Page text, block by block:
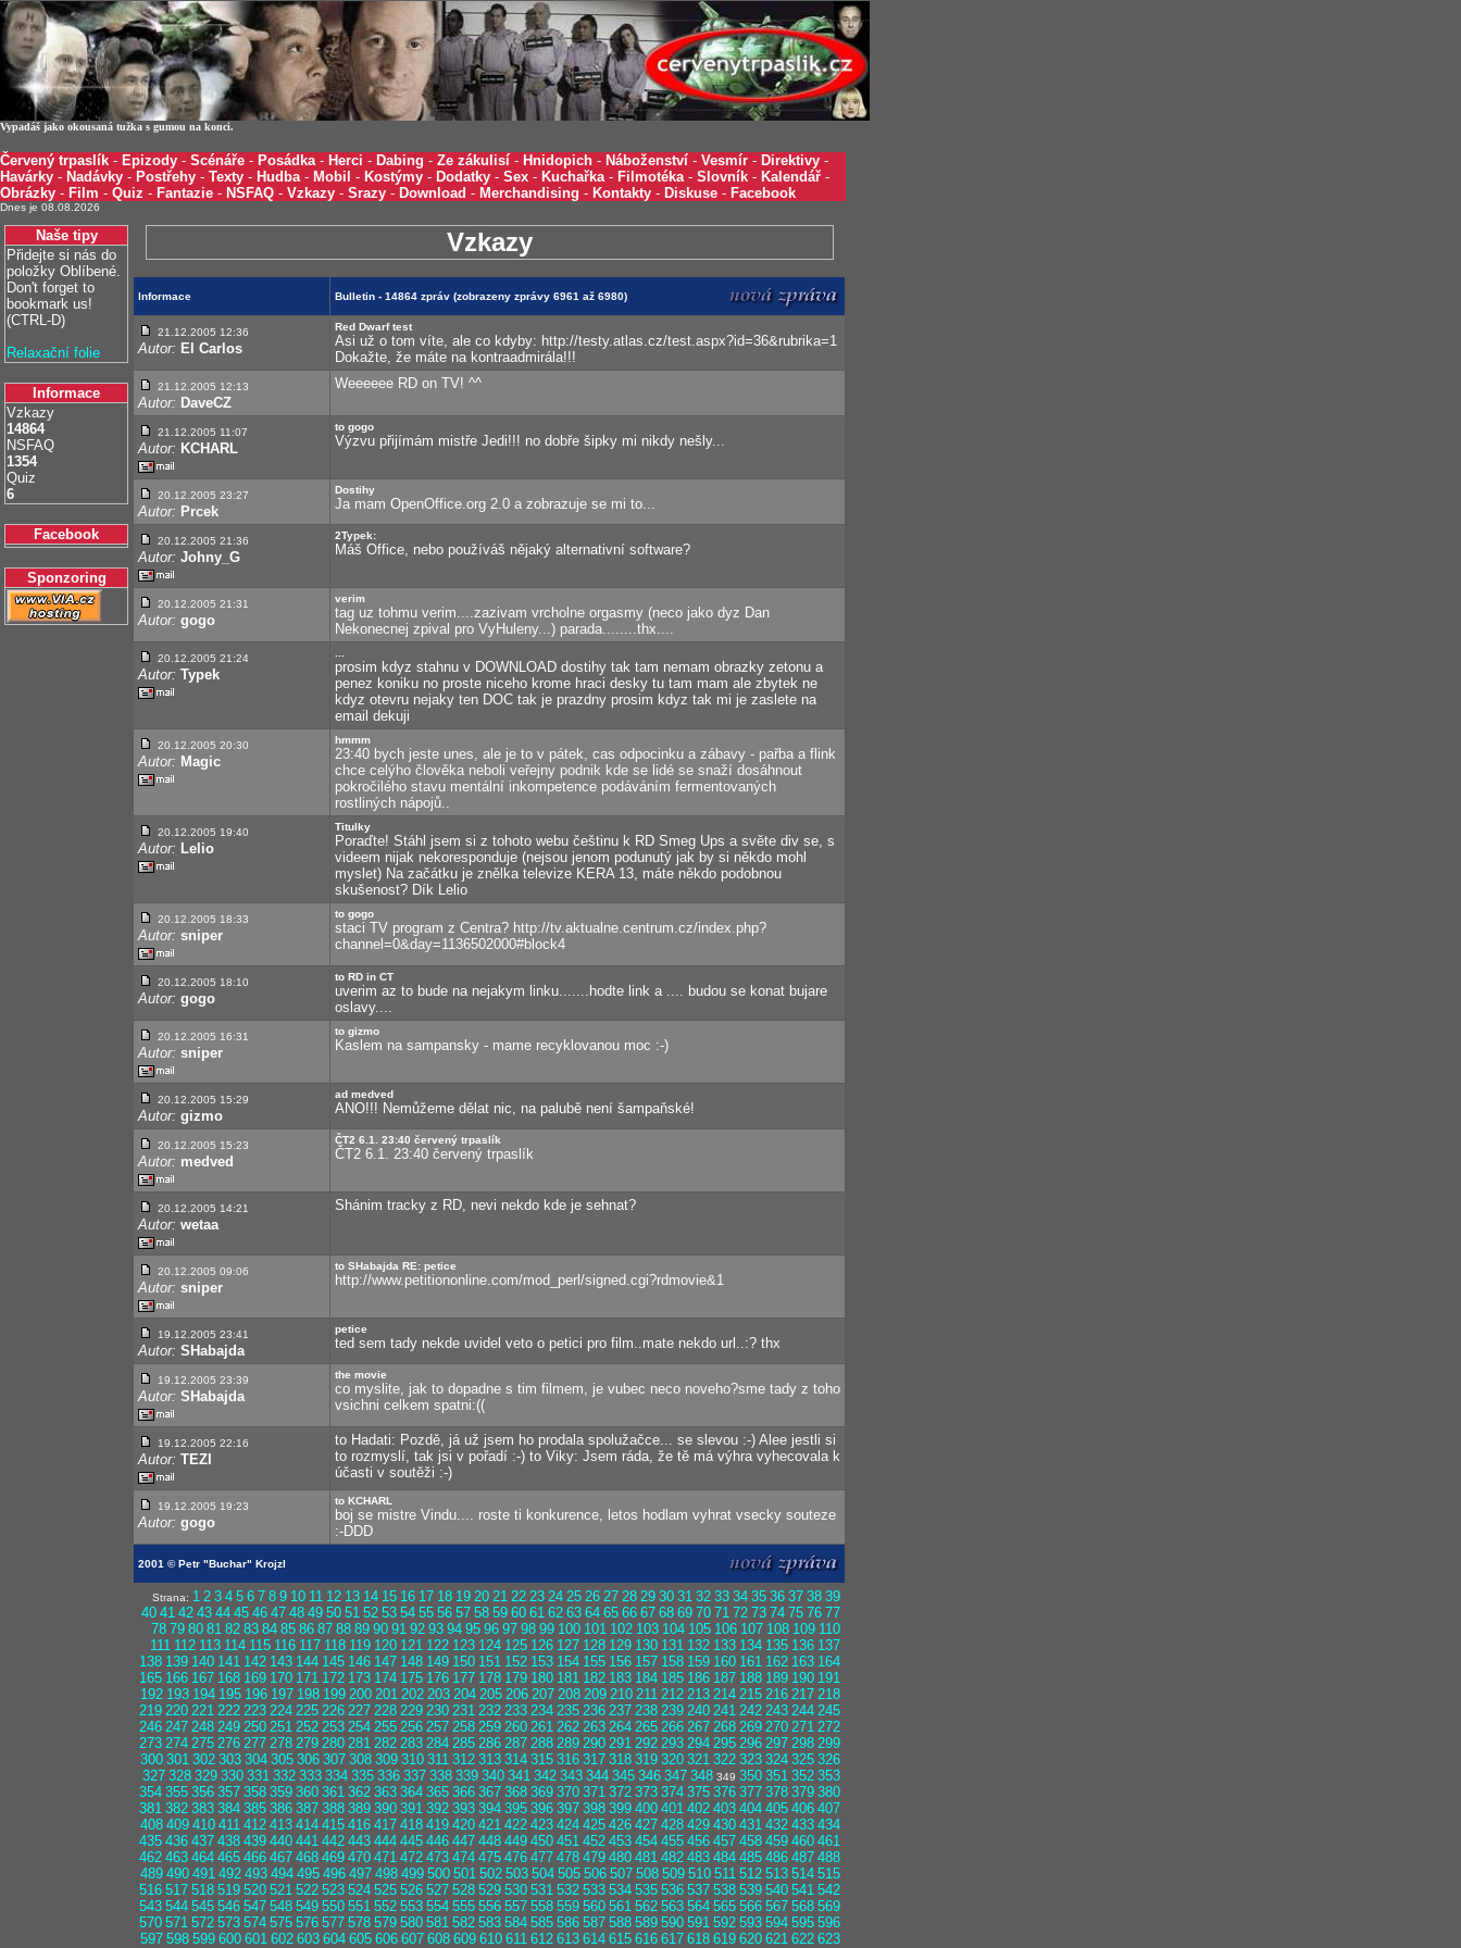
Vypadáš jako okousaná tužka s gumou na konci.
Červený trpaslík - Epizody - Scénáře - Posádka- Herci - Dabing - Ze zákulisí - Hnidopich - Náboženství - Vesmír - Direktivy -
Havárky - Nadávky - Postřehy - Texty - Hudba- Mobil - Kostýmy - Dodatky - Sex - Kuchařka- Filmotéka- Slovník - Kalendář -
Obrázky - Film - Quiz - Fantazie - NSFAQ - Vzkazy - Srazy - Download - Merchandising - Kontakty - Diskuse - Facebook
Dnes je 08.08.2026
Naše tipy
Přidejte si nás do
položky Oblíbené.
Don't forget to
bookmark us!
(CTRL-D)
Relaxační folie
Informace
Vzkazy
14864
NSFAQ
1354
Quiz
6
Facebook
Sponzoring
Vzkazy
Informace Bulletin - 14864 zpráv (zobrazeny zprávy 6961 až 6980)
21.12.2005 12:36
Autor: El Carlos
Red Dwarf test
Asi už o tom víte, ale co kdyby: http://testy.atlas.cz/test.aspx?id=36&rubrika=1
Dokažte, že máte na kontraadmirála!!!
21.12.2005 12:13
Autor: DaveCZ
Weeeeee RD on TV! ^^
21.12.2005 11:07
Autor: KCHARL
to gogo
Výzvu přijímám mistře Jedi!!! no dobře šipky mi nikdy nešly...
20.12.2005 23:27
Autor: Prcek
Dostihy
Ja mam OpenOffice.org 2.0 a zobrazuje se mi to...
20.12.2005 21:36
Autor: Johny_G
2Typek:
Máš Office, nebo používáš nějaký alternativní software?
20.12.2005 21:31
Autor: gogo
verim
tag uz tohmu verim....zazivam vrcholne orgasmy (neco jako dyz Dan
Nekonecnej zpival pro VyHuleny...) parada........thx....
20.12.2005 21:24
Autor: Typek
prosim kdyz stahnu v DOWNLOAD dostihy tak tam nemam obrazky zetonu a
penez koniku no proste niceho krome hraci desky tu tam mam ale zbytek ne
kdyz otevru nejaky ten DOC tak je prazdny prosim kdyz tak mi je zaslete na
email dekuji
20.12.2005 20:30
Autor: Magic
hmmm
23:40 bych jeste unes, ale je to v pátek, cas odpocinku a zábavy - pařba a flink
chce celýho člověka neboli veřejny podnik kde se lidé se snaží dosáhnout
pokročilého stavu mentální inkompetence podáváním fermentovaných
rostliných nápojů..
20.12.2005 19:40
Autor: Lelio
Titulky
Poraďte! Stáhl jsem si z tohoto webu češtinu k RD Smeg Ups a světe div se, s
videem nijak nekoresponduje (nejsou jenom podunutý jak by si někdo mohl
myslet) Na začátku je znělka televize KERA 13, máte někdo podobnou
skušenost? Dík Lelio
20.12.2005 18:33
Autor: sniper
to gogo
staci TV program z Centra? http://tv.aktualne.centrum.cz/index.php?
channel=0&day=1136502000#block4
20.12.2005 18:10
Autor: gogo
to RD in CT
uverim az to bude na nejakym linku.......hodte link a .... budou se konat bujare
oslavy....
20.12.2005 16:31
Autor: sniper
to gizmo
Kaslem na sampansky - mame recyklovanou moc :-)
20.12.2005 15:29
Autor: gizmo
ad medved
ANO!!! Nemůžeme dělat nic, na palubě není šampaňské!
20.12.2005 15:23
Autor: medved
ČT2 6.1. 23:40 červený trpaslík
ČT2 6.1. 23:40 červený trpaslík
20.12.2005 14:21
Autor: wetaa
Shánim tracky z RD, nevi nekdo kde je sehnat?
20.12.2005 09:06
Autor: sniper
to SHabajda RE: petice
http://www.petitiononline.com/mod_perl/signed.cgi?rdmovie&1
19.12.2005 23:41
Autor: SHabajda
petice
ted sem tady nekde uvidel veto o petici pro film..mate nekdo url..:? thx
19.12.2005 23:39
Autor: SHabajda
the movie
co myslite, jak to dopadne s tim filmem, je vubec neco noveho?sme tady z toho
vsichni celkem spatni:((
19.12.2005 22:16
Autor: TEZI
to Hadati: Pozdě, já už jsem ho prodala spolužačce... se slevou :-) Alee jestli si
to rozmyslí, tak jsi v pořadí :-) to Viky: Jsem ráda, že tě má výhra vyhecovala k
účasti v soutěži :-)
19.12.2005 19:23
Autor: gogo
to KCHARL
boj se mistre Vindu.... roste ti konkurence, letos hodlam vyhrat vsecky souteze
:-DDD
2001 © Petr "Buchar" Krojzl
Strana: 1 2 3 4 5 6 7 8 9 10 11 12 13 14 15 16 17 18 19 20 21 22 23 24 25 26 27 28 29 30 31 32 33 34 35 36 37 38 39
40 41 42 43 44 45 46 47 48 49 50 51 52 53 54 55 56 57 58 59 60 61 62 63 64 65 66 67 68 69 70 71 72 73 74 75 76 77
78 79 80 81 82 83 84 85 86 87 88 89 90 91 92 93 94 95 96 97 98 99 100 101 102 103 104 105 106 107 108 109 110
111 112 113 114 115 116 117 118 119 120 121 122 123 124 125 126 127 128 129 130 131 132 133 134 135 136 137
138 139 140 141 142 143 144 145 146 147 148 149 150 151 152 153 154 155 156 157 158 159 160 161 162 163 164
165 166 167 168 169 170 171 172 173 174 175 176 177 178 179 180 181 182 183 184 185 186 187 188 189 190 191
192 193 194 195 196 197 198 199 200 201 202 203 204 205 206 207 208 209 210 211 212 213 214 215 216 217 218
219 220 221 222 223 224 225 226 227 228 229 230 231 232 233 234 235 236 237 238 239 240 241 242 243 244 245
246 247 248 249 250 251 252 253 254 255 256 257 258 259 260 261 262 263 264 265 266 267 268 269 270 271 272
273 274 275 276 277 278 279 280 281 282 283 284 285 286 287 288 289 290 291 292 293 294 295 296 297 298 299
300 301 302 303 304 305 306 307 308 309 310 311 312 313 314 315 316 317 318 319 320 321 322 323 324 325 326
327 328 329 330 331 332 333 334 335 336 337 338 339 340 341 342 343 344 345 346 347 348 349 350 351 352 353
354 355 356 357 358 359 360 361 362 363 364 365 366 367 368 369 370 371 372 373 374 375 376 377 378 379 380
381 382 383 384 385 386 387 388 389 390 391 392 393 394 395 396 397 398 399 400 401 402 403 404 405 406 407
408 409 410 411 412 413 414 415 416 417 418 419 420 421 422 423 424 425 426 427 428 429 430 431 432 433 434
435 436 437 438 439 440 441 442 443 444 445 446 447 448 449 450 451 452 453 454 455 456 457 458 459 460 461
462 463 464 465 466 467 468 469 470 471 472 473 474 475 476 477 478 479 480 481 482 483 484 485 486 487 488
489 490 491 492 493 494 495 496 497 498 499 500 501 502 503 504 505 506 507 508 509 510 511 512 513 514 515
516 517 518 519 520 521 522 523 524 525 526 527 528 529 530 531 532 533 534 535 536 537 538 539 540 541 542
543 544 545 546 547 548 549 550 551 552 553 554 555 556 557 558 559 560 561 562 563 564 565 566 567 568 569
570 571 572 573 574 575 576 577 578 579 580 581 582 583 584 585 586 587 588 589 590 591 592 593 594 595 596
597 598 599 600 601 602 603 604 605 606 607 608 609 610 611 612 613 614 615 616 617 618 619 620 621 622 623